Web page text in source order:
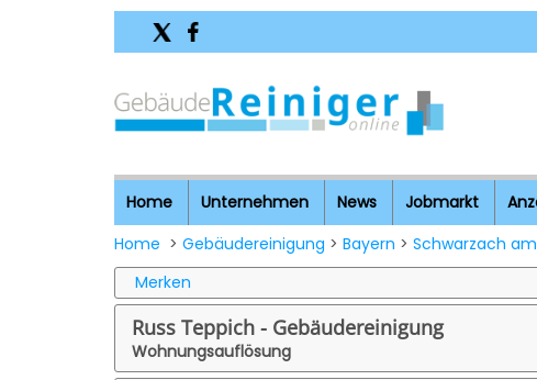
Home Unternehmen News Jobmarkt
Home > Gebäudereinigung > Bayern > Schwarzach
Merken
Russ Teppich - Gebäudereinigung
Wohnungsauflösung